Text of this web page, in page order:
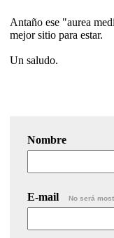
Antaño ese "aurea
mejor sitio para estar.
Un saludo.
Nombre
E-mail No será